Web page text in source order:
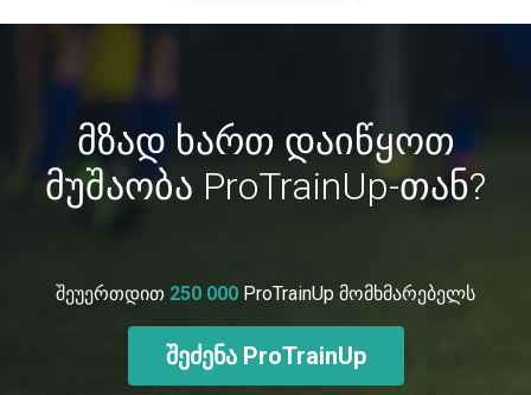
მზად ხართ დაიწყოთ
მუშაობა ProTrainUp-თან?
შეუერთდით 250 000 ProTrainUp მომხმარებელს
შეძენა ProTrainUp